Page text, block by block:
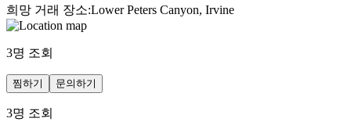
희망 거래 장소:Lower Peters Canyon, Irvine
3명 조회
찜하기 문의하기
3명 조회